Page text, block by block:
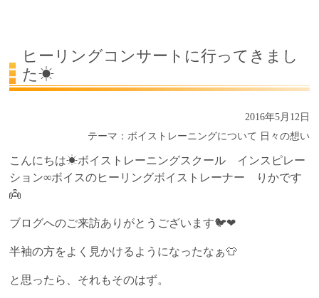
ヒーリングコンサートに行ってきまし
た☀
2016年5月12日
テーマ： ボイストレーニングについて 日々の想い
こんにちは☀ボイストレーニングスクール インスピレー
ション∞ボイスのヒーリングボイストレーナー りかです
👼
ブログへのご来訪ありがとうございます🐦❤
半袖の方をよく見かけるようになったなぁ👕
と思ったら、それもそのはず。